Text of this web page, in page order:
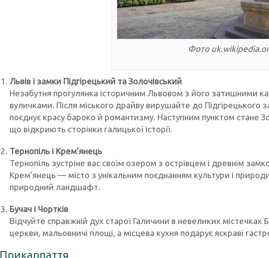
Фото
Львів і замки Підгірецький та Золочівський
Незабутня прогулянка історичним Львовом з його затишними
вуличками. Після міського драйву вирушайте до Підгірецького
поєднує красу бароко й романтизму. Наступним пунктом стане
що відкриють сторінки галицької історії.
Тернопіль і Крем’янець
Тернопіль зустріне вас своїм озером з острівцем і древнім
Крем’янець — місто з унікальним поєднанням культури і
природний ландшафт.
Бучач і Чортків
Відчуйте справжній дух старої Галичини в невеликих містечках
церкви, мальовничі площі, а місцева кухня подарує яскраві
Прикарпаття